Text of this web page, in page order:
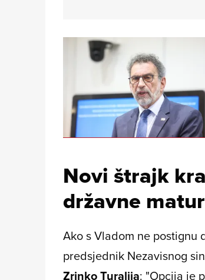
Novi štrajk
državne
Ako s Vladom ne postignu
predsjednik Nezavisnog
Zrinko Turalija: "Opcija je